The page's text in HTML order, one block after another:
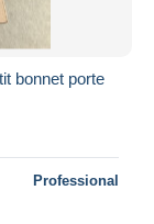
bonnet porte
Professional